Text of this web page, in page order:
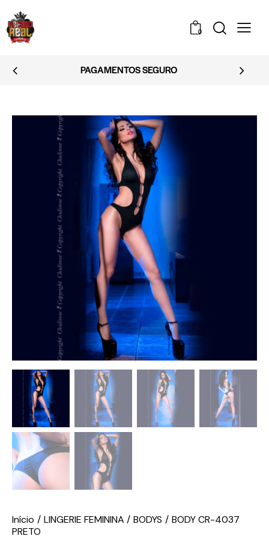
0
EMBALAGEM DISCRETA
Início LINGERIE FEMININA BODYS
BODY CR-4037
PRETO